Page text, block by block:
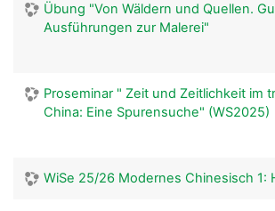
Übung "Von Wäldern und Quellen.
Ausführungen zur Malerei"
Proseminar " Zeit und Zeitlichkeit im
China: Eine Spurensuche" (WS2025)
WiSe 25/26 Modernes Chinesisch 1: